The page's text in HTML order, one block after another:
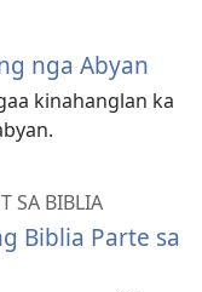
nga Abyan
kinahanglan ka
SA BIBLIA
Biblia Parte sa